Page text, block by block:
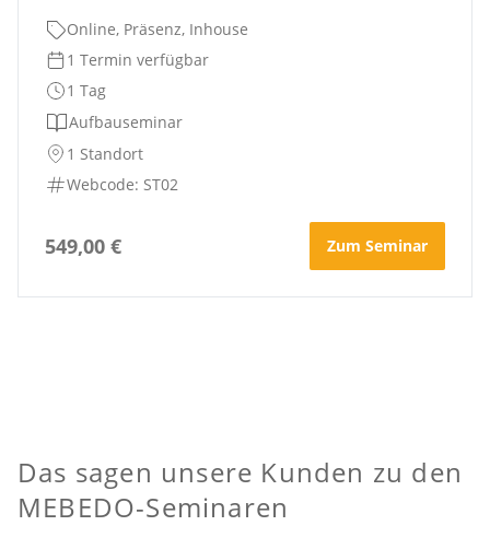
Online, Präsenz, Inhouse
1 Termin verfügbar
1 Tag
Aufbauseminar
1 Standort
Webcode: ST02
549,00 € Zum Seminar
Das sagen unsere Kunden zu den
MEBEDO-Seminaren